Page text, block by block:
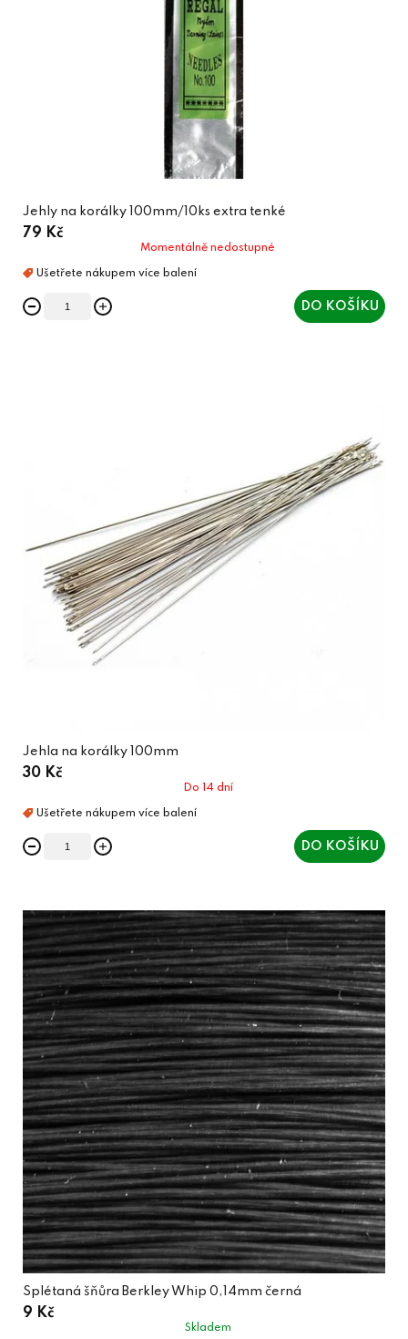
Jehly na korálky 100mm/10ks extra tenké
79 Kč
Momentálně nedostupné
DO KOŠÍKU
Jehla na korálky 100mm
30 Kč
Do 14 dní
DO KOŠÍKU
Splétaná šňůra Berkley Whip 0,14mm černá
9 Kč
Skladem